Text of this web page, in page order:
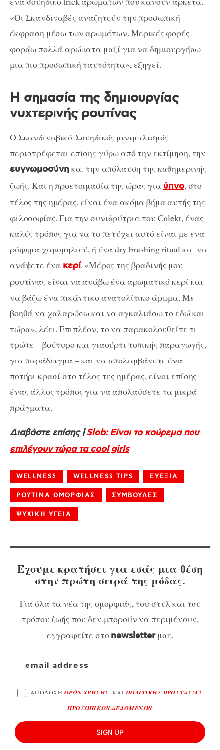
«Οι Σκανδιναβές αναζητούν την προσωπική
έκφραση μέσω των αρωμάτων. Μερικές φορές
φοράω πολλά αρώματα μαζί για να δημιουργήσω
μια πιο προσωπική ταυτότητα», εξηγεί.
Η σημασία της δημιουργίας
νυχτερινής ρουτίνας
Ο Σκανδιναβικό-Σουηδικός μινιμαλισμός
περιστρέφεται επίσης γύρω από την εκτίμηση, την
ευγνωμοσύνηκαι την απόλαυση της καθημερινής
ζωής. Και η προετοιμασία της ώρας για ύπνο, στο
τέλος της ημέρας, είναι ένα ακόμα βήμα αυτής της
φιλοσοφίας. Για την συνιδρύτρια του Colekt, ένας
καλός τρόπος για να το πετύχει αυτό είναι με ένα
ρόφημα χαμομηλιού, ή ένα dry brushing ritual και να
ανάψετε ένα κερί. «Μέρος της βραδινής μου
ρουτίνας είναι να ανάβω ένα αρωματικό κερί και
να βάζω ένα πικάντικο ανατολίτικο άρωμα. Με
βοηθά να χαλαρώσω και να αγκαλιάσω το εδώ και
τώρα», λέει. Επιπλέον, το να παρακολουθείτε τι
τρώτε – βούτυρο και γιαούρτι τοπικής παραγωγής,
για παράδειγμα – και να απολαμβάνετε ένα
ποτήρι κρασί στο τέλος της ημέρας, είναι επίσης
ένας άλλος τρόπος για να απολαύσετε τα μικρά
πράγματα.
Διαβάστε επίσης |Slob: Είναι το κούρεμα που
επιλέγουν τώρα τα cool girls
WELLNESS WELLNESS TIPS ΕΥΕΞΙΑ
ΡΟΥΤΙΝΑ ΟΜΟΡΦΙΑΣ ΣΥΜΒΟΥΛΕΣ
ΨΥΧΙΚΗ ΥΓΕΙΑ
Έχουμε κρατήσει για εσάς μια θέση
στην πρώτη σειρά της μόδας.
Για όλα τα νέα της ομορφιάς, του στυλ και του
τρόπου ζωής που δεν μπορούν να περιμένουν,
εγγραφείτε στο newsletterμας.
ΑΠΟΔΟΧΗ ΟΡΩΝ ΧΡΗΣΗΣ, ΚΑΙ ΠΟΛΙΤΙΚΗΣ ΠΡΟΣΤΑΣΙΑΣ
ΠΡΟΣΩΠΙΚΩΝ ΔΕΔΟΜΕΝΩΝ
SIGN UP